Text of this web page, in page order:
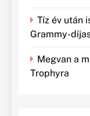
Tíz év után
Grammy-
Megvan a
Trophyra